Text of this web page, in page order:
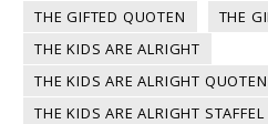
THE GIFTED QUOTEN
THE
THE KIDS ARE ALRIGHT
THE KIDS ARE ALRIGHT QUOTEN
THE KIDS ARE ALRIGHT STAFFEL